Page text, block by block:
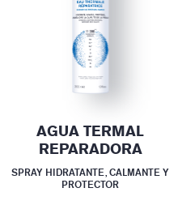
AGUA TERMAL
REPARADORA
SPRAY HIDRATANTE, CALMANTE Y
PROTECTOR